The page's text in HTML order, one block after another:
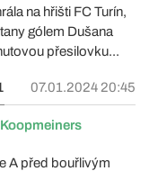
na hřišti FC Turín,
gólem Dušana
přesilovku...
07.01.2024 20:45
A před bouřlivým